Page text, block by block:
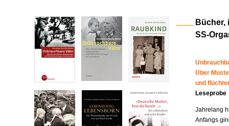
Bücher,
SS-
Über
und
Leseprobe
Jahrelang
Anfangs